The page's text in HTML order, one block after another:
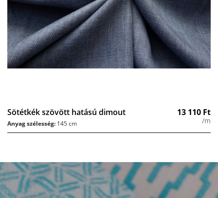
Sötétkék szövött hatású dimout 13 110 Ft
/m
Anyag szélesség: 145 cm